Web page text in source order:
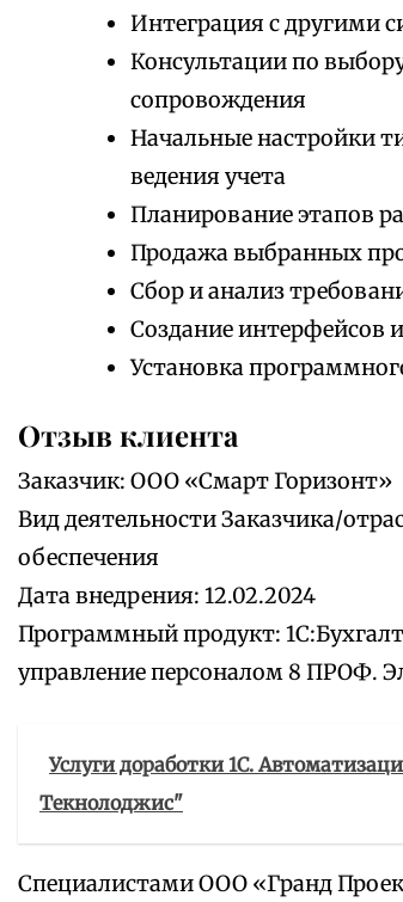
Интеграция с другими
Консультации по
сопровождения
Начальные настройки
ведения учета
Планирование этапов
Продажа выбранных
Сбор и анализ
Создание интерфейсов
Установка
Отзыв клиента
Заказчик: ООО «Смарт Горизонт»
Вид деятельности Заказчика/
обеспечения
Дата внедрения: 12.02.2024
Программный продукт:
управление персоналом 8 ПРОФ.
Услуги доработки 1С.
Текнолоджис"
Специалистами ООО «Гранд